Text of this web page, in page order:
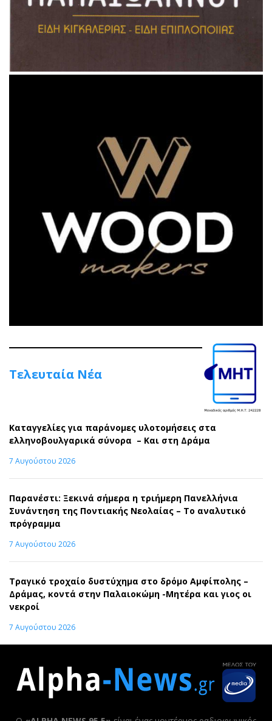
Τελευταία Νέα
Καταγγελίες για παράνομες υλοτομήσεις στα
ελληνοβουλγαρικά σύνορα – Και στη Δράμα
7 Αυγούστου 2026
Παρανέστι: Ξεκινά σήμερα η τριήμερη Πανελλήνια
Συνάντηση της Ποντιακής Νεολαίας – Το αναλυτικό
πρόγραμμα
7 Αυγούστου 2026
Τραγικό τροχαίο δυστύχημα στο δρόμο Αμφίπολης –
Δράμας, κοντά στην Παλαιοκώμη -Μητέρα και γιος οι
νεκροί
7 Αυγούστου 2026